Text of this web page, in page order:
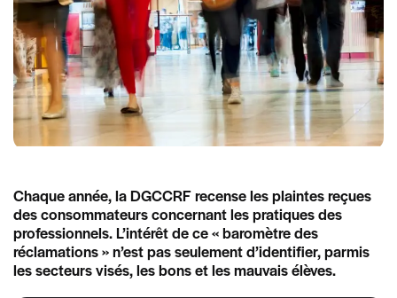
Chaque année, la DGCCRF recense les plaintes reçues
des consommateurs concernant les pratiques des
professionnels. L’intérêt de ce « baromètre des
réclamations » n’est pas seulement d’identifier, parmis
les secteurs visés, les bons et les mauvais élèves.